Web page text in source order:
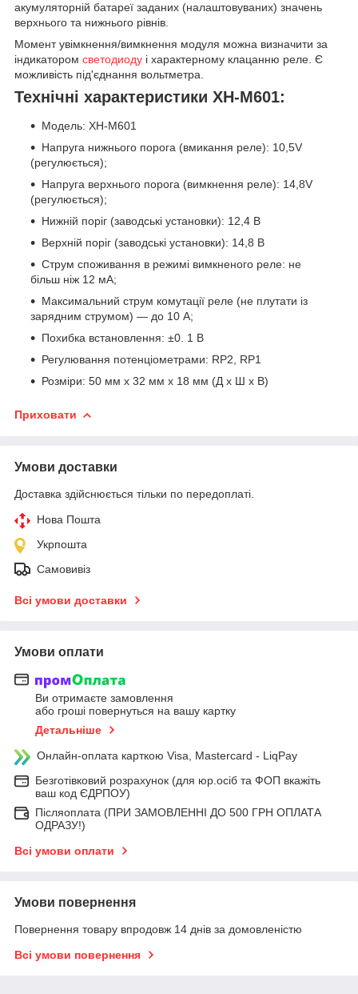
акумуляторній батареї заданих (налаштовуваних) значень
верхнього та нижнього рівнів.
Момент увімкнення/вимкнення модуля можна визначити за
індикатором светодиоду і характерному клацанню реле. Є
можливість під'єднання вольтметра.
Технічні характеристики XH-M601:
Модель: XH-M601
Напруга нижнього порога (вмикання реле): 10,5V
(регулюється);
Напруга верхнього порога (вимкнення реле): 14,8V
(регулюється);
Нижній поріг (заводські установки): 12,4 В
Верхній поріг (заводські установки): 14,8 В
Струм споживання в режимі вимкненого реле: не
більш ніж 12 мА;
Максимальний струм комутації реле (не плутати із
зарядним струмом) — до 10 А;
Похибка встановлення: ±0. 1 В
Регулювання потенціометрами: RP2, RP1
Розміри: 50 мм x 32 мм x 18 мм (Д x Ш х В)
Приховати
Умови доставки
Доставка здійснюється тільки по передоплаті.
Нова Пошта
Укрпошта
Самовивіз
Всі умови доставки
Умови оплати
Ви отримаєте замовлення
або гроші повернуться на вашу картку
Детальніше
Онлайн-оплата карткою Visa, Mastercard - LiqPay
Безготівковий розрахунок (для юр.осіб та ФОП вкажіть
ваш код ЄДРПОУ)
Післяоплата (ПРИ ЗАМОВЛЕННІ ДО 500 ГРН ОПЛАТА
ОДРАЗУ!)
Всі умови оплати
Умови повернення
Повернення товару впродовж 14 днів за домовленістю
Всі умови повернення